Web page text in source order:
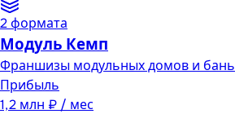
2формата
Модуль Кемп
Франшизы модульных домов и бань
Прибыль
1,2 млн ₽ / мес